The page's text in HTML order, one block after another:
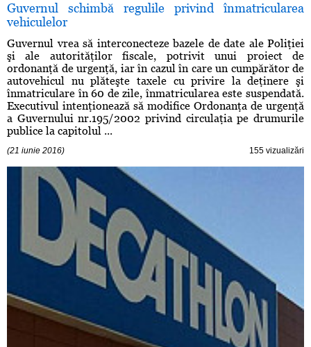
Guvernul schimbă regulile privind înmatricularea
vehiculelor
Guvernul vrea să interconecteze bazele de date ale Poliţiei
şi ale autorităţilor fiscale, potrivit unui proiect de
ordonanţă de urgenţă, iar în cazul în care un cumpărător de
autovehicul nu plăteşte taxele cu privire la deţinere şi
înmatriculare în 60 de zile, înmatricularea este suspendată.
Executivul intenţionează să modifice Ordonanţa de urgenţă
a Guvernului nr.195/2002 privind circulaţia pe drumurile
publice la capitolul ...
(21 iunie 2016) 155 vizualizări